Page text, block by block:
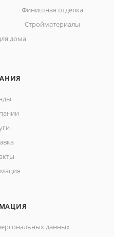
Финишная отделка
Стройматериалы
дома
данных